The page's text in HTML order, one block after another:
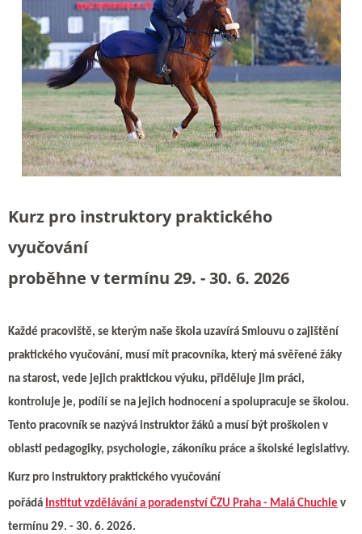
Kurz pro instruktory praktického
vyučování
proběhne v termínu 29. - 30. 6. 2026
Každé pracoviště, se kterým naše škola uzavírá Smlouvu o zajištění
praktického vyučování, musí mít pracovníka, který má svěřené žáky
na starost, vede jejich praktickou výuku, přiděluje jim práci,
kontroluje je, podílí se na jejich hodnocení a spolupracuje se školou.
Tento pracovník se nazývá instruktor žáků a musí být proškolen v
oblasti pedagogiky, psychologie, zákoníku práce a školské legislativy.
Kurz pro instruktory praktického vyučování
pořádá Institut vzdělávání a poradenství ČZU Praha - Malá Chuchle v
termínu 29. - 30. 6. 2026.